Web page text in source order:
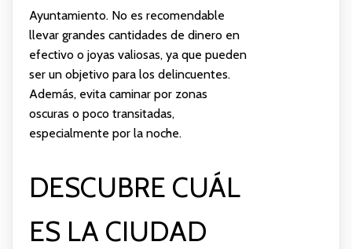
Ayuntamiento. No es recomendable
llevar grandes cantidades de dinero en
efectivo o joyas valiosas, ya que pueden
ser un objetivo para los delincuentes.
Además, evita caminar por zonas
oscuras o poco transitadas,
especialmente por la noche.
DESCUBRE CUÁL
ES LA CIUDAD